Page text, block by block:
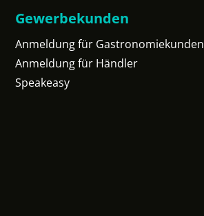
Gewerbekunden
Anmeldung für Gastronomiekunden
Anmeldung für Händler
Speakeasy